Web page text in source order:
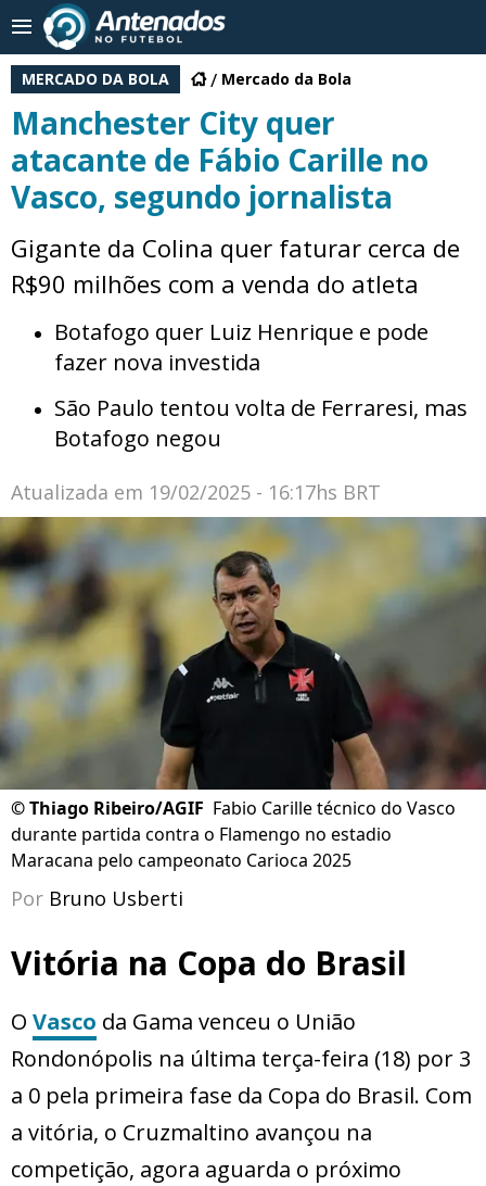
MERCADO DA BOLA Mercado da Bola
Manchester City quer
atacante de Fábio Carille no
Vasco, segundo jornalista
Gigante da Colina quer faturar cerca de
R$90 milhões com a venda do atleta
Botafogo quer Luiz Henrique e pode
fazer nova investida
São Paulo tentou volta de Ferraresi, mas
Botafogo negou
Atualizada em 19/02/2025 - 16:17hs BRT
©Thiago Ribeiro/AGIF Fabio Carille técnico do Vasco
durante partida contra o Flamengo no estadio
Maracana pelo campeonato Carioca 2025
Por Bruno Usberti
Vitória na Copa do Brasil
O Vasco da Gama venceu o União
Rondonópolis na última terça-feira (18) por 3
a 0 pela primeira fase da Copa do Brasil. Com
a vitória, o Cruzmaltino avançou na
competição, agora aguarda o próximo